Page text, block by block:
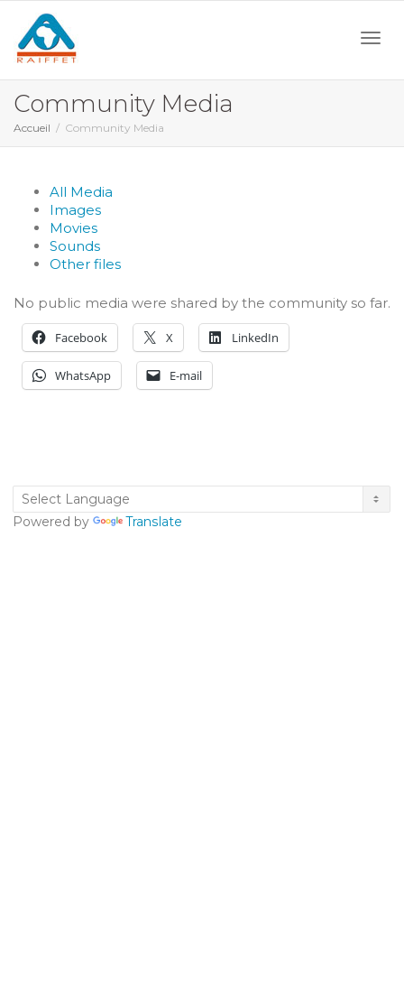
Community Media
Accueil Community Media
All Media
Images
Movies
Sounds
Other files
No public media were shared by the community so far.
Facebook X LinkedIn
WhatsApp E-mail
Powered by Translate